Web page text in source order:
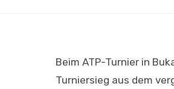
Beim ATP-Turnier in
Turniersieg aus dem